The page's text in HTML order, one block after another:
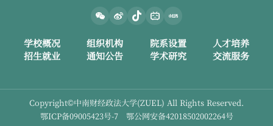
学校概况 组织机构 院系设置
人才培养
招生就业
通知公告 学术研究 交流服务
Copyright©中南财经政法大学(ZUEL) All Rights Reserved.
鄂ICP备09005423号-7 鄂公网安备42018502002264号